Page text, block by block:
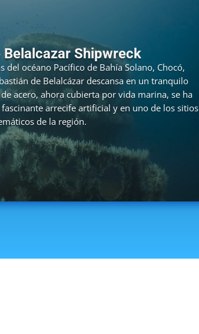
Belalcazar Shipwreck
del océano Pacífico de Bahía Solano, Chocó,
de Belalcázar descansa en un tranquilo
acero, ahora cubierta por vida marina, se ha
arrecife artificial y en uno de los sitios
de la región.